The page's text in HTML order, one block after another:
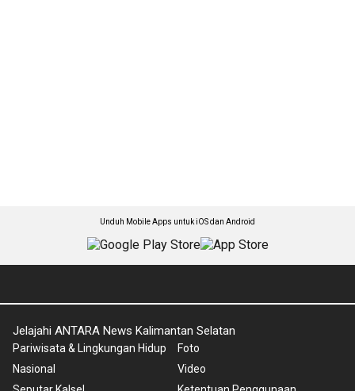
Unduh Mobile Apps untuk iOS dan Android
Jelajahi ANTARA News Kalimantan Selatan
Pariwisata & Lingkungan Hidup
Nasional
Foto
Video